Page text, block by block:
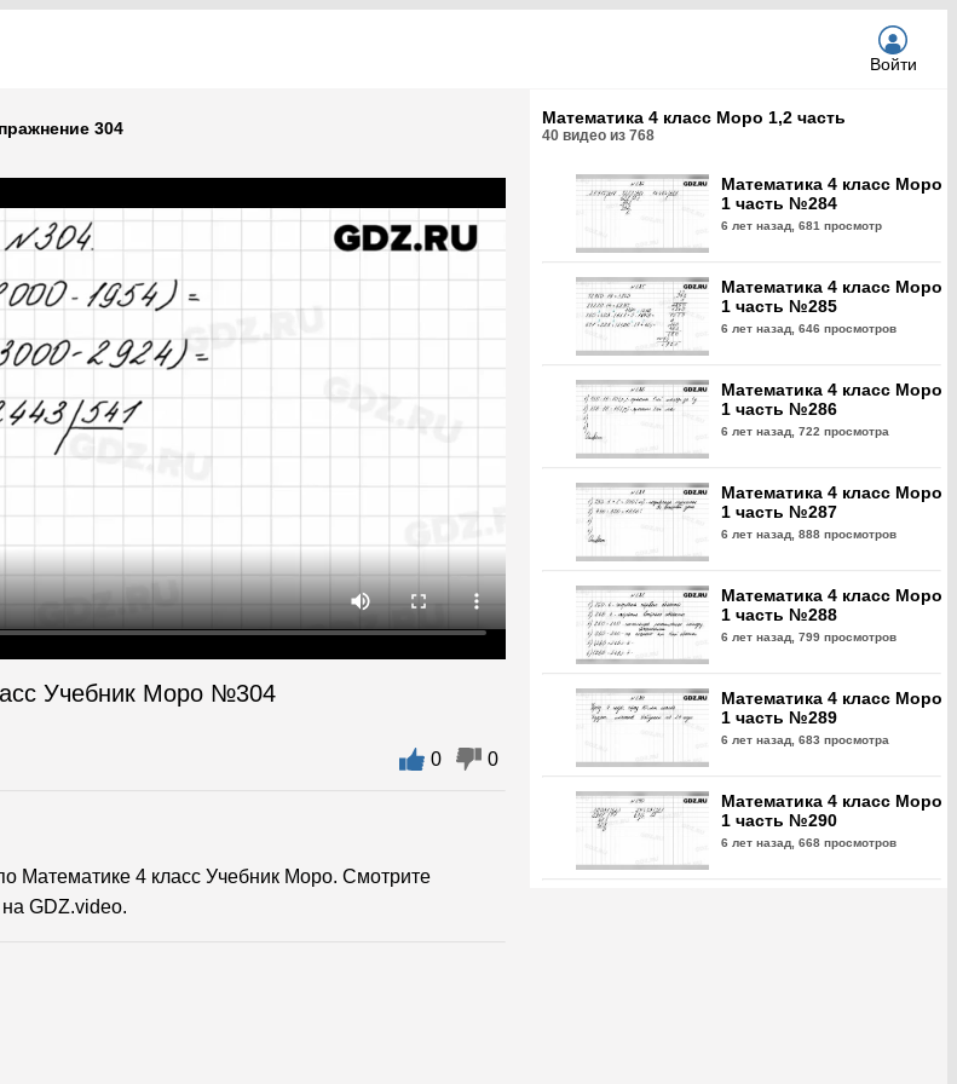
Войти
304
Учебник Моро №304
0 0
Математике 4 класс Учебник Моро. Смотрите
GDZ.video.
Математика 4 класс Моро 1,2 часть
40 видео из 768
Математика 4 класс Моро
1 часть №284
6 лет назад, 681 просмотр
Математика 4 класс Моро
1 часть №285
6 лет назад, 646 просмотров
Математика 4 класс Моро
1 часть №286
6 лет назад, 722 просмотра
Математика 4 класс Моро
1 часть №287
6 лет назад, 888 просмотров
Математика 4 класс Моро
1 часть №288
6 лет назад, 799 просмотров
Математика 4 класс Моро
1 часть №289
6 лет назад, 683 просмотра
Математика 4 класс Моро
1 часть №290
6 лет назад, 668 просмотров